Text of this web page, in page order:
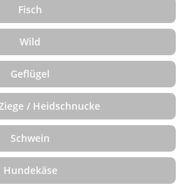
Fisch
Wild
Geflügel
/ Heidschnucke
Schwein
Hundekäse